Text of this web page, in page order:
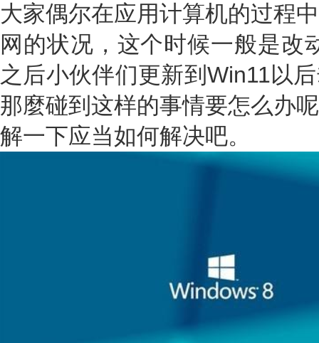
大家偶尔在应用计算机的过程
网的状况，这个时候一般是改
之后小伙伴们更新到Win11以
那麼碰到这样的事情要怎么办
解一下应当如何解决吧。